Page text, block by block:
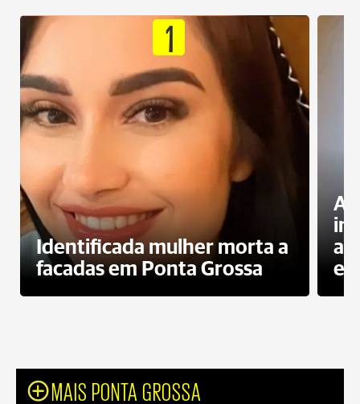
1
Identificada mulher morta a
facadas em Ponta Grossa
MAIS PONTA GROSSA